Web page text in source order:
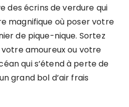
des écrins de verdure qui
magnifique où poser votre
de pique-nique. Sortez
amoureux ou votre
qui s’étend à perte de
grand bol d’air frais